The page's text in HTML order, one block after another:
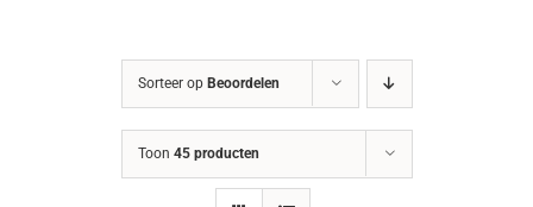
Sorteer op Beoordelen
Toon 45 producten